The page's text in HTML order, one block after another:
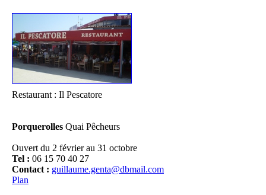
Restaurant : Il Pescatore
Porquerolles Quai Pêcheurs
Ouvert du 2 février au 31 octobre
Tel : 06 15 70 40 27
Contact : guillaume.genta@dbmail.com
Plan